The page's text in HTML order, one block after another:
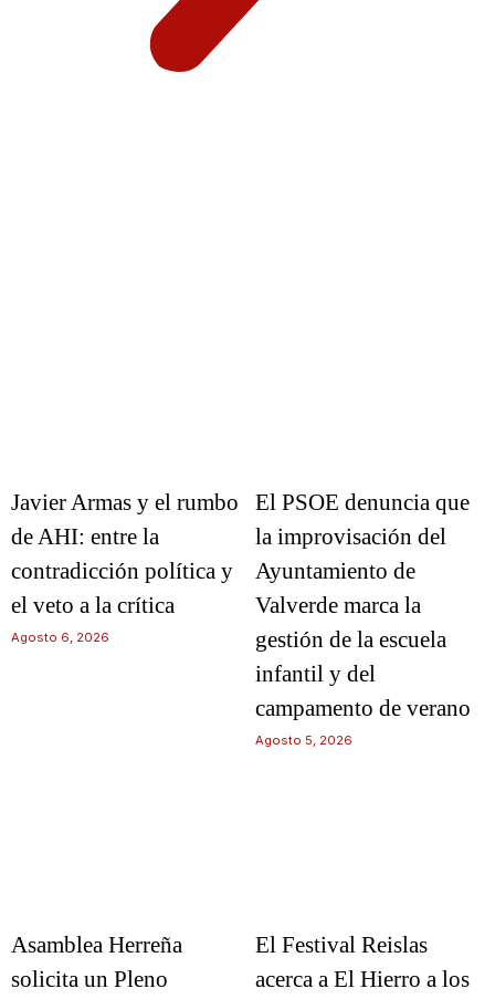
Javier Armas y el rumbo
de AHI: entre la
contradicción política y
el veto a la crítica
Agosto 6, 2026
El PSOE denuncia que
la improvisación del
Ayuntamiento de
Valverde marca la
gestión de la escuela
infantil y del
campamento de verano
Agosto 5, 2026
Asamblea Herreña
solicita un Pleno
El Festival Reislas
acerca a El Hierro a los